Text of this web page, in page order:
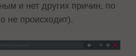
и нет других причин, по
не происходит).